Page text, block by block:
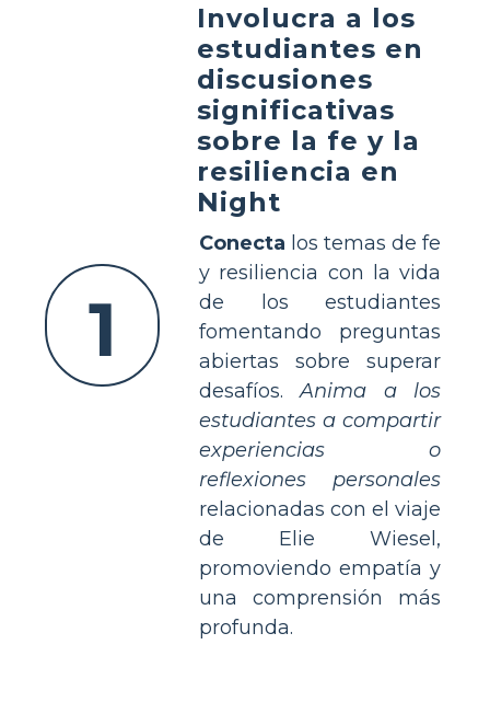
1
Involucra a los
estudiantes en
discusiones
significativas
sobre la fe y la
resiliencia en
Night
Conecta los temas de fe
y resiliencia con la vida
de los estudiantes
fomentando preguntas
abiertas sobre superar
desafíos.Anima a los
estudiantes a compartir
experiencias o
reflexiones personales
relacionadas con el viaje
de Elie Wiesel,
promoviendo empatía y
una comprensión más
profunda.